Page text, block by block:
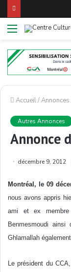
Menu
Accueil/Annonces
Autres Annonces
Annonce
décembre 9, 2012
Montréal, le 09
nous avons appris
ami et ex membre
Benmesmoudi
Ghlamallah
Le président du